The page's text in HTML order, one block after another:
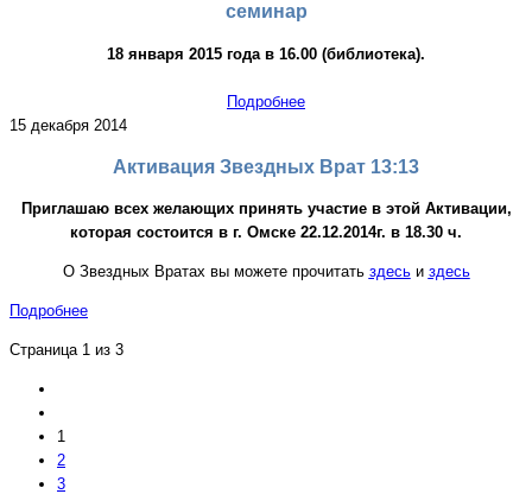
семинар
18 января 2015 года в 16.00 (библиотека).
Подробнее
15 декабря 2014
Активация Звездных Врат 13:13
Приглашаю всех желающих принять участие в этой Активации,
которая состоится в г. Омске 22.12.2014г. в 18.30 ч.
О Звездных Вратах вы можете прочитать здесьи здесь
Подробнее
Страница 1 из 3
1
2
3